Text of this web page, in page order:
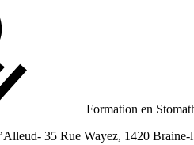
Formation en
35 Rue Wayez, 1420 Braine-